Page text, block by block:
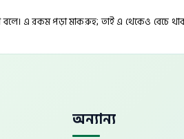
বলে। এ রকম পড়া মাকরুহ; তাই এ থেকেও বেচে
অন্যান্য